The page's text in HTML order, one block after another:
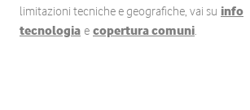
limitazioni tecniche e geografiche, vai su info
tecnologia e copertura comuni.